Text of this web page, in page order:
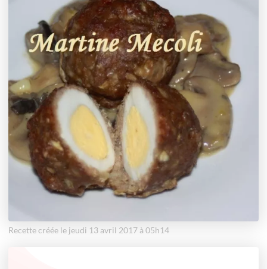
Recette créée le jeudi 13 avril 2017 à 05h14